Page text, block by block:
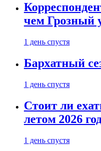
чем Грозный
1 день спустя
Бархатный
1 день спустя
Стоит ли
летом 2026
1 день спустя